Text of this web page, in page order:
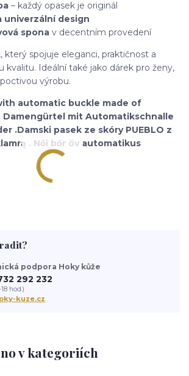
– každý opasek je originál
univerzální design
spona v decentním provedení
který spojuje eleganci, praktičnost a
kvalitu. Ideální také jako dárek pro ženy,
výrobu.
automatic buckle made of
Damengürtel mit Automatikschnalle
.Damski pasek ze skóry PUEBLO z
. Női bőr öv automatikus
v kategoriích
podpora Hoky kůže
292 232
hod.)
kuze.cz